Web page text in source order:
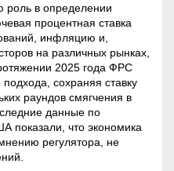
роль в определении
процентная ставка
инфляцию и,
на различных рынках,
2025 года ФРС
сохраняя ставку
раундов смягчения в
данные по
показали, что экономика
регулятора, не